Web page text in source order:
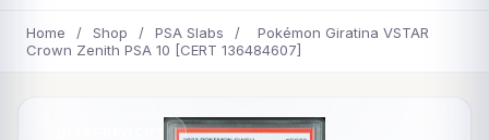
Home / Shop / PSA Slabs /
Pokémon Giratina VSTAR
Crown Zenith PSA 10 [CERT 136484607]